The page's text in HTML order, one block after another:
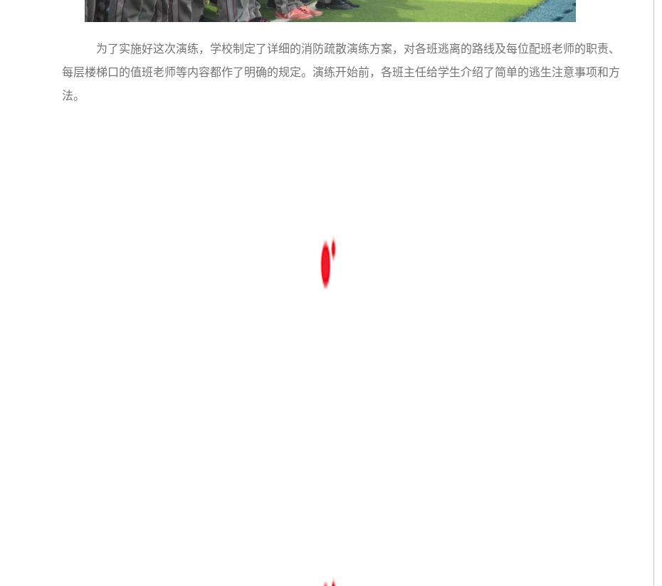
为了实施好这次演练，学校制定了详细的消防疏散演练方案，对各班逃离的路线及每位配班老师的职责、
每层楼梯口的值班老师等内容都作了明确的规定。演练开始前，各班主任给学生介绍了简单的逃生注意事项和方
法。